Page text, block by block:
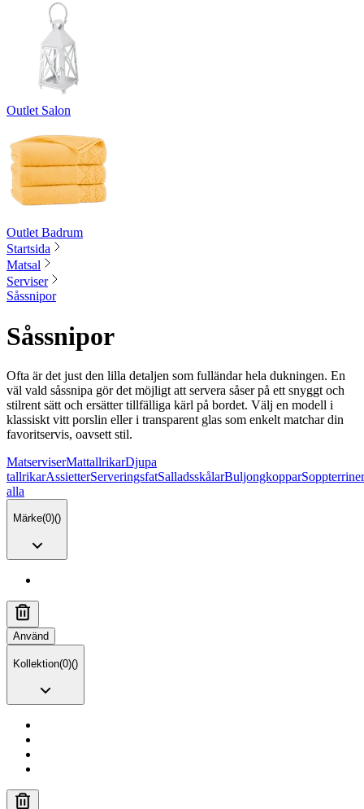
Outlet Salon
Outlet Badrum
Startsida
Matsal
Serviser
Såssnipor
Såssnipor
Ofta är det just den lilla detaljen som fulländar hela dukningen. En
väl vald såssnipa gör det möjligt att servera såser på ett snyggt och
stilrent sätt och ersätter tillfälliga kärl på bordet. Välj en modell i
klassiskt vitt porslin eller i transparent glas som enkelt matchar din
favoritservis, oavsett stil.
MatserviserMattallrikarDjupa
tallrikarAssietterServeringsfatSalladsskålarBuljongkopparSoppterriner
alla
Märke(0)()
Använd
Kollektion(0)()